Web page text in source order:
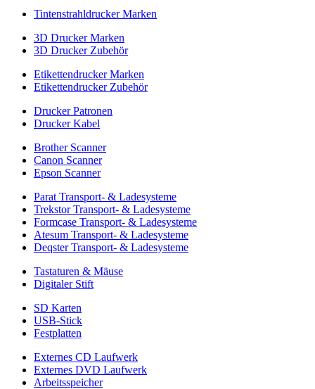
Tintenstrahldrucker Marken
3D Drucker Marken
3D Drucker Zubehör
Etikettendrucker Marken
Etikettendrucker Zubehör
Drucker Patronen
Drucker Kabel
Brother Scanner
Canon Scanner
Epson Scanner
Parat Transport- & Ladesysteme
Trekstor Transport- & Ladesysteme
Formcase Transport- & Ladesysteme
Atesum Transport- & Ladesysteme
Deqster Transport- & Ladesysteme
Tastaturen & Mäuse
Digitaler Stift
SD Karten
USB-Stick
Festplatten
Externes CD Laufwerk
Externes DVD Laufwerk
Arbeitsspeicher